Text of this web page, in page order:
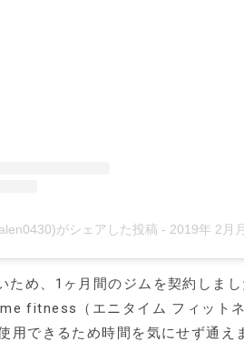
がシェアした投稿 - 2019年 2月月
ため、1ヶ月間のジムを契約しまし
fitness（エニタイム フィットネ
用できるため時間を気にせず通